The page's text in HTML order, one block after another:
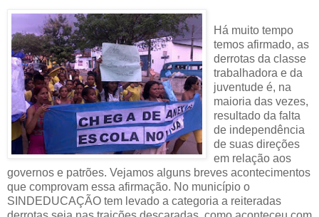
Há muito tempo
temos afirmado, as
derrotas da classe
trabalhadora e da
juventude é, na
maioria das vezes,
resultado da falta
de independência
de suas direções
em relação aos
governos e patrões. Vejamos alguns breves acontecimentos
que comprovam essa afirmação. No município o
SINDEDUCAÇÃO tem levado a categoria a reiteradas